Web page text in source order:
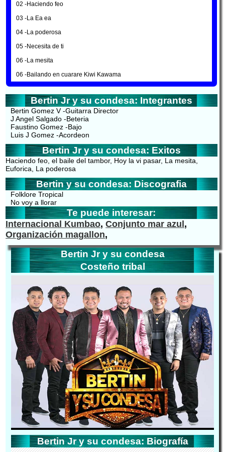
02 -Haciendo feo
03 -La Ea ea
04 -La poderosa
05 -Necesita de ti
06 -La mesita
06 -Bailando en cuarare Kiwi Kawama
Bertin Jr y su condesa: Integrantes
Bertin Gomez V -Guitarra Director
J Angel Salgado -Beteria
Faustino Gomez -Bajo
Luis J Gomez -Acordeon
Bertin Jr y su condesa: Exitos
Haciendo feo, el baile del tambor, Hoy la vi pasar, La mesita,
Euforica, La poderosa
Bertin y su condesa: Discografia
Folklore Tropical
No voy a llorar
Te puede interesar:
Internacional Kumbao,Conjunto mar azul ,
Organización magallon,
Bertin Jr y su condesa
Costeño tribal
Bertin Jr y su condesa: Biografía